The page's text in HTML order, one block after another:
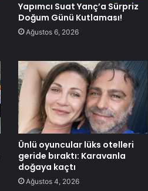
Yapımcı Suat Yanç’a Sürpriz
Doğum Günü Kutlaması!
Ağustos 6, 2026
Ünlü oyuncular lüks otelleri
geride bıraktı: Karavanla
doğaya kaçtı
Ağustos 4, 2026